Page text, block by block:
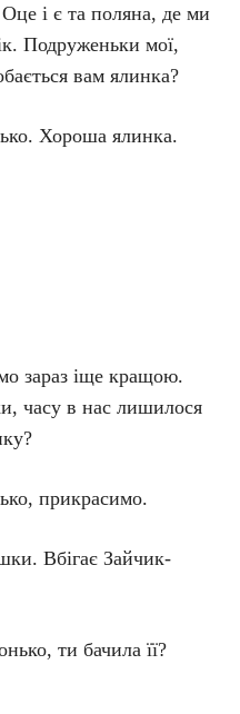
і є та поляна, де ми
Подруженьки мої,
вам ялинка?
Хороша ялинка.
зараз іще кращою.
часу в нас лишилося
прикрасимо.
Вбігає Зайчик-
ти бачила її?